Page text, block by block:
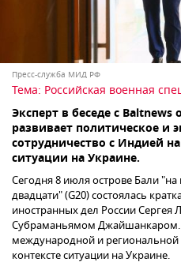
Пресс-служба МИД РФ
Тема: Российская военная
Эксперт в беседе с Baltnews
развивает политическое и
сотрудничество с Индией
ситуации на Украине.
Сегодня 8 июля острове Бали
двадцати" (G20) состоялась
иностранных дел России
Субраманьямом Джайшанкаром.
международной и
контексте ситуации на Украине.